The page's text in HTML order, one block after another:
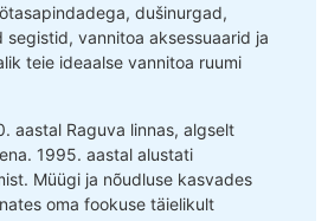
dušinurgad,
vannitoa aksessuaarid ja
teie ideaalse vannitoa ruumi
aastal Raguva linnas, algselt
1995. aastal alustati
Müügi ja nõudluse kasvades
oma fookuse täielikult